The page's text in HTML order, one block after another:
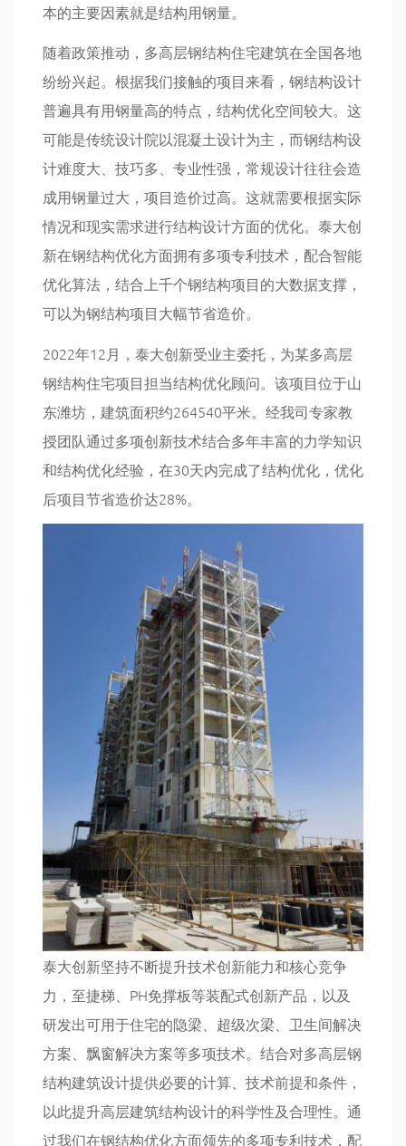
本的主要因素就是结构用钢量。
随着政策推动，多高层钢结构住宅建筑在全国各地
纷纷兴起。根据我们接触的项目来看，钢结构设计
普遍具有用钢量高的特点，结构优化空间较大。这
可能是传统设计院以混凝土设计为主，而钢结构设
计难度大、技巧多、专业性强，常规设计往往会造
成用钢量过大，项目造价过高。这就需要根据实际
情况和现实需求进行结构设计方面的优化。泰大创
新在钢结构优化方面拥有多项专利技术，配合智能
优化算法，结合上千个钢结构项目的大数据支撑，
可以为钢结构项目大幅节省造价。
2022年12月，泰大创新受业主委托，为某多高层
钢结构住宅项目担当结构优化顾问。该项目位于山
东潍坊，建筑面积约264540平米。经我司专家教
授团队通过多项创新技术结合多年丰富的力学知识
和结构优化经验，在30天内完成了结构优化，优化
后项目节省造价达28%。
泰大创新坚持不断提升技术创新能力和核心竞争
力，至捷梯、PH免撑板等装配式创新产品，以及
研发出可用于住宅的隐梁、超级次梁、卫生间解决
方案、飘窗解决方案等多项技术。结合对多高层钢
结构建筑设计提供必要的计算、技术前提和条件，
以此提升高层建筑结构设计的科学性及合理性。通
过我们在钢结构优化方面领先的多项专利技术，配